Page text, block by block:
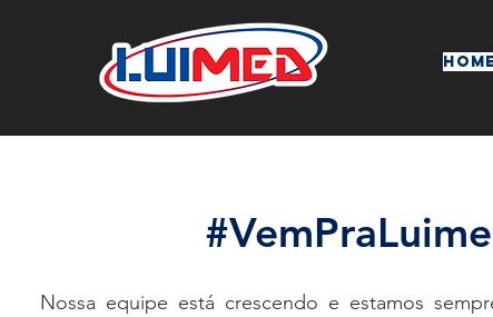
home
Nossa equipe está crescendo e estamos